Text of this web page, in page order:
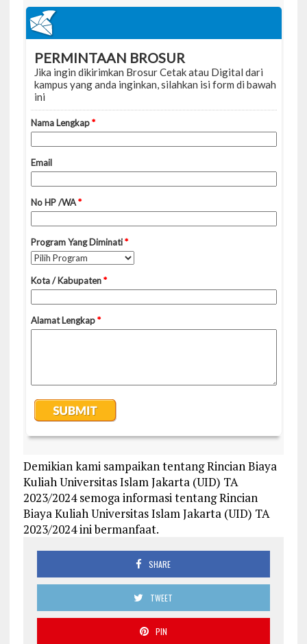
Demikian kami sampaikan tentang Rincian Biaya
Kuliah Universitas Islam Jakarta (UID) TA
2023/2024 semoga informasi tentang Rincian
Biaya Kuliah Universitas Islam Jakarta (UID) TA
2023/2024 ini bermanfaat.
SHARE
TWEET
PIN